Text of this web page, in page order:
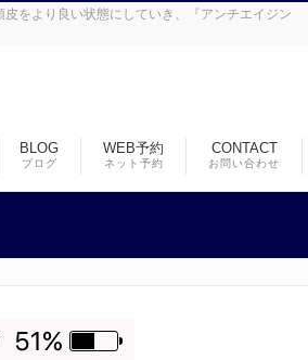
をより良い状態にしていき、『アンチエイジン
BLOG
ブログ
WEB予約
ネット予約
CONTACT
お問い合わせ